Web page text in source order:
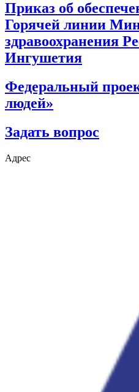
Приказ об
Горячей линии
здравоохранения
Ингушетия
Федеральный
людей»
Задать вопрос
Адрес